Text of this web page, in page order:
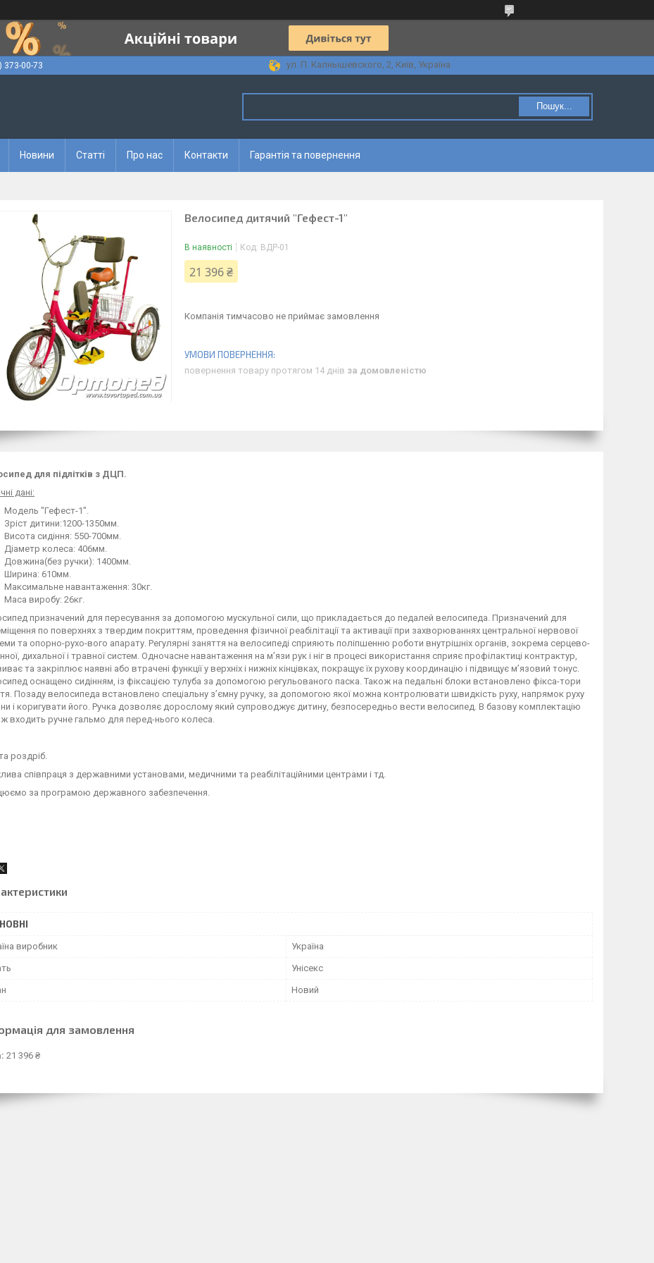
373-00-73 ул. П. Калнышевского, 2, Київ, Україна
Пошук...
Новини Статті Про нас Контакти Гарантія та повернення
Велосипед дитячий "Гефест-1"
В наявності Код: ВДР-01
21 396 ₴
Компанія тимчасово не приймає замовлення
повернення товару протягом 14 днів за домовленістю
для підлітків з ДЦП.
дані:
Модель "Гефест-1".
Зріст дитини:1200-1350мм.
Висота сидіння: 550-700мм.
Діаметр колеса: 406мм.
Довжина(без ручки): 1400мм.
Ширина: 610мм.
Максимальне навантаження: 30кг.
Маса виробу: 26кг.
призначений для пересування за допомогою мускульної сили, що прикладається до педалей велосипеда. Призначений для
по поверхнях з твердим покриттям, проведення фізичної реабілітації та активації при захворюваннях центральної нервової
та опорно-рухо-вого апарату. Регулярні заняття на велосипеді сприяють поліпшенню роботи внутрішніх органів, зокрема серцево-
дихальної і травної систем. Одночасне навантаження на м’язи рук і ніг в процесі використання сприяє профілактиці контрактур,
та закріплює наявні або втрачені функції у верхніх і нижніх кінцівках, покращує їх рухову координацію і підвищує м’язовий тонус.
оснащено сидінням, із фіксацією тулуба за допомогою регульованого паска. Також на педальні блоки встановлено фікса-тори
Позаду велосипеда встановлено спеціальну з’ємну ручку, за допомогою якої можна контролювати швидкість руху, напрямок руху
і коригувати його. Ручка дозволяє дорослому який супроводжує дитину, безпосередньо вести велосипед. В базову комплектацію
входить ручне гальмо для перед-нього колеса.
роздріб.
співпраця з державними установами, медичними та реабілітаційними центрами і тд.
за програмою державного забезпечення.
виробник Україна
Унісекс
Новий
для замовлення
21 396 ₴